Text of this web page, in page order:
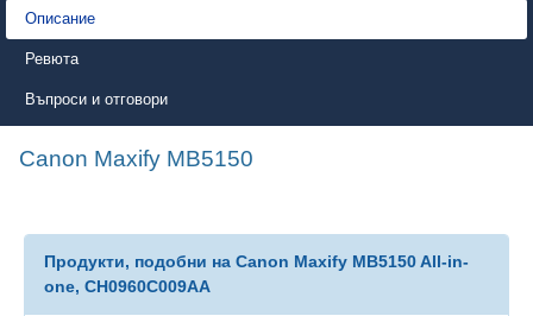
Описание
Ревюта
Въпроси и отговори
Canon Maxify MB5150
Продукти, подобни на Canon Maxify MB5150 All-in-
one, CH0960C009AA